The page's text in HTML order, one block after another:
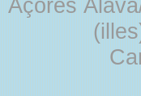
Açores